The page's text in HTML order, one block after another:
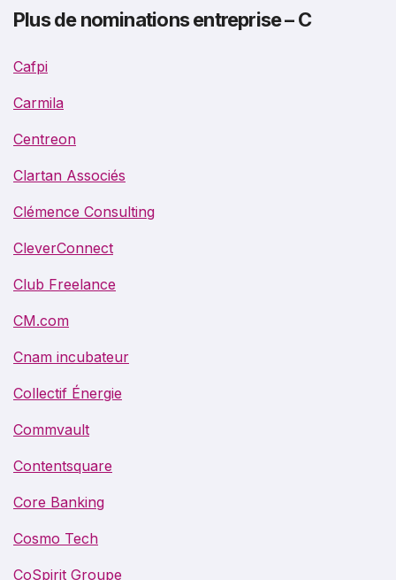
Plus de nominations entreprise – C
Cafpi
Carmila
Centreon
Clartan Associés
Clémence Consulting
CleverConnect
Club Freelance
CM.com
Cnam incubateur
Collectif Énergie
Commvault
Contentsquare
Core Banking
Cosmo Tech
CoSpirit Groupe